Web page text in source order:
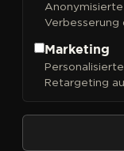
Sortieren
Verbesserung
Marketing
Retargeting